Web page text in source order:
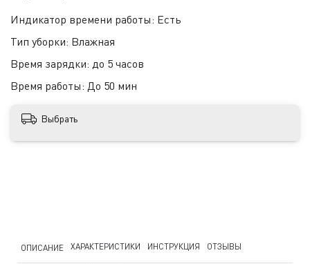
Индикатор времени работы: Есть
Тип уборки: Влажная
Время зарядки: до 5 часов
Время работы: До 50 мин
Выбрать
ОПИСАНИЕ ХАРАКТЕРИСТИКИ ИНСТРУКЦИЯ ОТЗЫВЫ